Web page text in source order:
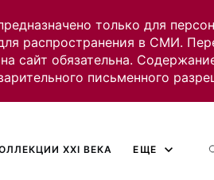
только для
распространения в СМИ.
сайт обязательна.
письменного
XXI ВЕКА ЕЩЕ